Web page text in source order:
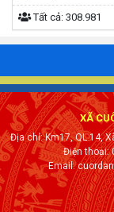
Tất cả: 308.981
XÃ
Địa chỉ: Km17, QL 14,
Điện thoại:
Email: